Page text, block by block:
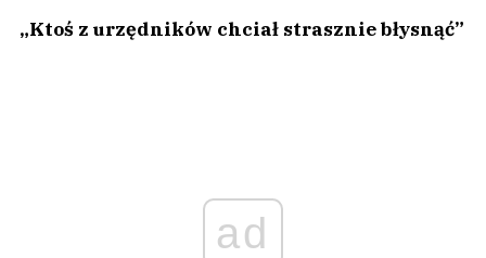
„Ktoś z urzędników chciał strasznie błysnąć”
ad